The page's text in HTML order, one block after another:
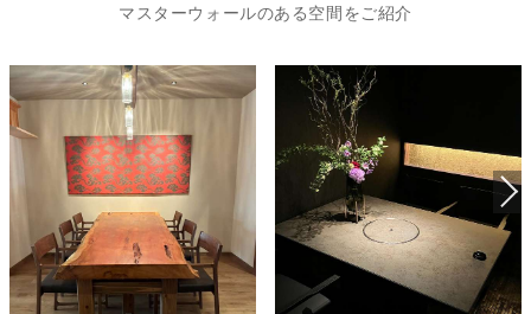
マスターウォールのある空間をご紹介